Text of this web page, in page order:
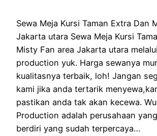
Sewa Meja Kursi Taman Extra Dan
Jakarta utara Sewa Meja Kursi
Misty Fan area Jakarta utara
production yuk. Harga sewanya
kualitasnya terbaik, loh! Jangan
kami jika anda tertarik
pastikan anda tak akan kecewa.
Production adalah perusahaan
berdiri yang sudah terpercaya…